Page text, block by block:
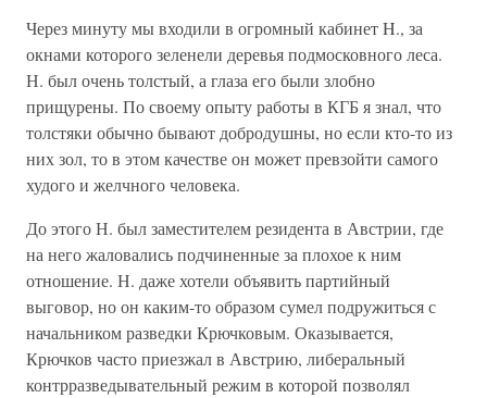
Через минуту мы входили в огромный кабинет H., за
окнами которого зеленели деревья подмосковного леса.
Н. был очень толстый, а глаза его были злобно
прищурены. По своему опыту работы в КГБ я знал, что
толстяки обычно бывают добродушны, но если кто-то из
них зол, то в этом качестве он может превзойти самого
худого и желчного человека.
До этого Н. был заместителем резидента в Австрии, где
на него жаловались подчиненные за плохое к ним
отношение. Н. даже хотели объявить партийный
выговор, но он каким-то образом сумел подружиться с
начальником разведки Крючковым. Оказывается,
Крючков часто приезжал в Австрию, либеральный
контрразведывательный режим в которой позволял